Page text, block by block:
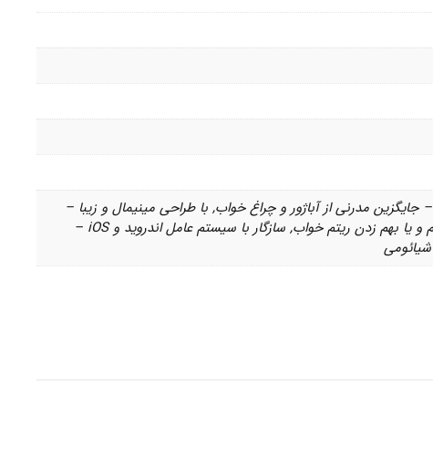
امکان تنظیم آلارم صبحگاهی – دارای نورپردازی WRGB – سازگار با اپلیکیشن Mijia, Mi Home, Apple Homekit – جایگزین مدرنی از آباژور و چراغ خواب, با طراحی مینیمال و زیبا –
دارای پنل لمسی برای کنترل شدت نور – ساطع شدن نور از تمام قسمت‌های بدنه استوانه‌ای – بدون آسیب به چشم و یا بهم زدن ریتم خواب, سازگار با سیستم عامل اندروید و iOS –